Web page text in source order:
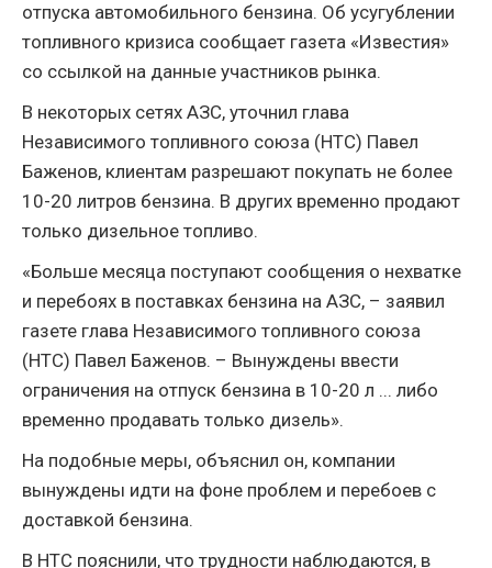
отпуска автомобильного бензина. Об усугублении
топливного кризиса сообщает газета «Известия»
со ссылкой на данные участников рынка.
В некоторых сетях АЗС, уточнил глава
Независимого топливного союза (НТС) Павел
Баженов, клиентам разрешают покупать не более
10-20 литров бензина. В других временно продают
только дизельное топливо.
«Больше месяца поступают сообщения о нехватке
и перебоях в поставках бензина на АЗС, – заявил
газете глава Независимого топливного союза
(НТС) Павел Баженов. – Вынуждены ввести
ограничения на отпуск бензина в 10-20 л ... либо
временно продавать только дизель».
На подобные меры, объяснил он, компании
вынуждены идти на фоне проблем и перебоев с
доставкой бензина.
В НТС пояснили, что трудности наблюдаются, в